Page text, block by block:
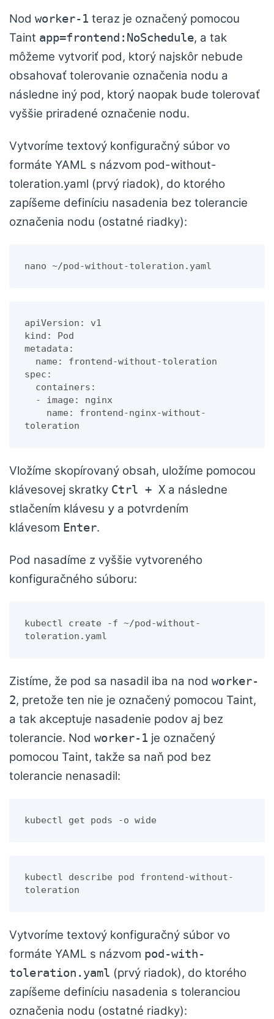
Nod worker-1 teraz je označený pomocou
Taint app=frontend:NoSchedule, a tak
môžeme vytvoriť pod, ktorý najskôr nebude
obsahovať tolerovanie označenia nodu a
následne iný pod, ktorý naopak bude tolerovať
vyššie priradené označenie nodu.
Vytvoríme textový konfiguračný súbor vo
formáte YAML s názvom pod-without-
toleration.yaml (prvý riadok), do ktorého
zapíšeme definíciu nasadenia bez tolerancie
označenia nodu (ostatné riadky):
nano ~/pod-without-toleration.yaml
apiVersion: v1
kind: Pod
metadata:
spec:
Vložíme skopírovaný obsah, uložíme pomocou
klávesovej skratky Ctrl + X a následne
stlačením klávesu y a potvrdením
klávesom Enter.
Pod nasadíme z vyššie vytvoreného
konfiguračného súboru:
kubectl create -f ~/pod-without-
toleration.yaml
Zistíme, že pod sa nasadil iba na nod worker-
2, pretože ten nie je označený pomocou Taint,
a tak akceptuje nasadenie podov aj bez
tolerancie. Nod worker-1 je označený
pomocou Taint, takže sa naň pod bez
tolerancie nenasadil:
kubectl get pods -o wide
kubectl describe pod frontend-without-
toleration
Vytvoríme textový konfiguračný súbor vo
formáte YAML s názvom pod-with-
toleration.yaml (prvý riadok), do ktorého
zapíšeme definíciu nasadenia s toleranciou
označenia nodu (ostatné riadky):